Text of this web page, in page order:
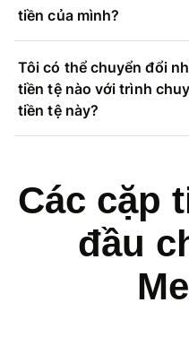
tiền của mình?
Tôi có thể chuyển đổi
tiền tệ nào với trình
tiền tệ này?
Các cặp
đầu